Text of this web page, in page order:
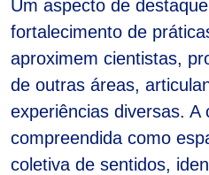
Um aspecto de
fortalecimento de
aproximem cientistas,
de outras áreas,
experiências diversas. A
compreendida como
coletiva de sentidos,